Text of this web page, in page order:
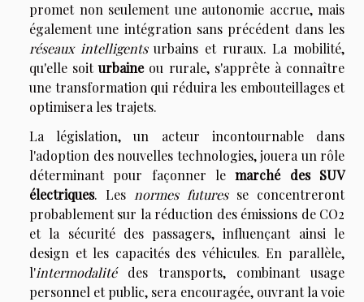
promet non seulement une autonomie accrue, mais
également une intégration sans précédent dans les
réseaux intelligentsurbains et ruraux. La mobilité,
qu'elle soiturbaineou rurale, s'apprête à connaître
une transformation qui réduira les embouteillages et
optimisera les trajets.
La législation, un acteur incontournable dans
l'adoption des nouvelles technologies, jouera un rôle
déterminant pour façonner lemarché des SUV
électriques. Les normes futuresse concentreront
probablement sur la réduction des émissions de CO2
et la sécurité des passagers, influençant ainsi le
design et les capacités des véhicules. En parallèle,
l'intermodalitédes transports, combinant usage
personnel et public, sera encouragée, ouvrant la voie